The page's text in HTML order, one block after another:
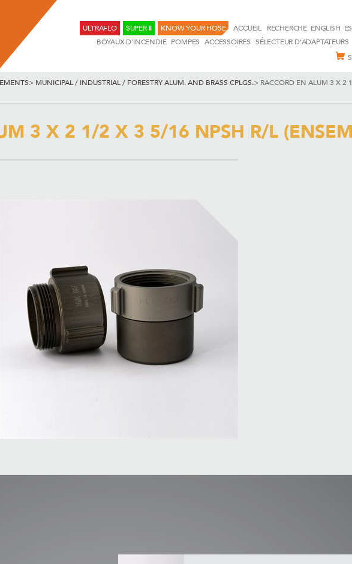
ULTRAFLO SUPER II KNOW YOUR HOSE ACCUEIL RECHERCHE ENGLISH
BOYAUX D'INCENDIE POMPES ACCESSOIRES SÉLECTEUR D'ADAPTATEURS
> MUNICIPAL / INDUSTRIAL / FORESTRY ALUM. AND BRASS CPLGS.> RACCORD EN ALUM 3 X 2
3 X 2 1/2 X 3 5/16 NPSH R/L